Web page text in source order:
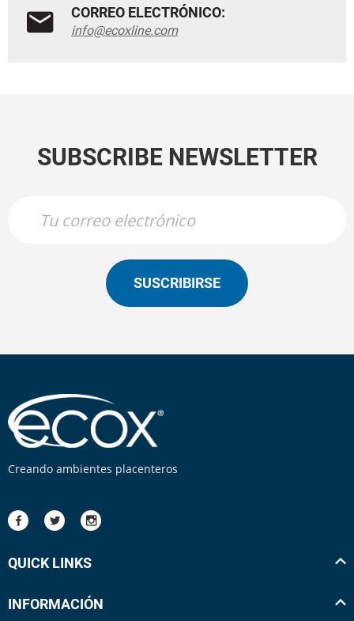
CORREO ELECTRÓNICO:
info@ecoxline.com
SUBSCRIBE NEWSLETTER
SUSCRIBIRSE
Creando ambientes placenteros
QUICK LINKS
INFORMACIÓN